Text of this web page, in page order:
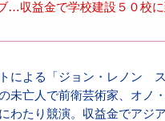
…収益金で学校建設５０校に
による「ジョン・レノン
未亡人で前衛芸術家、オノ
わたり競演。収益金でアジ